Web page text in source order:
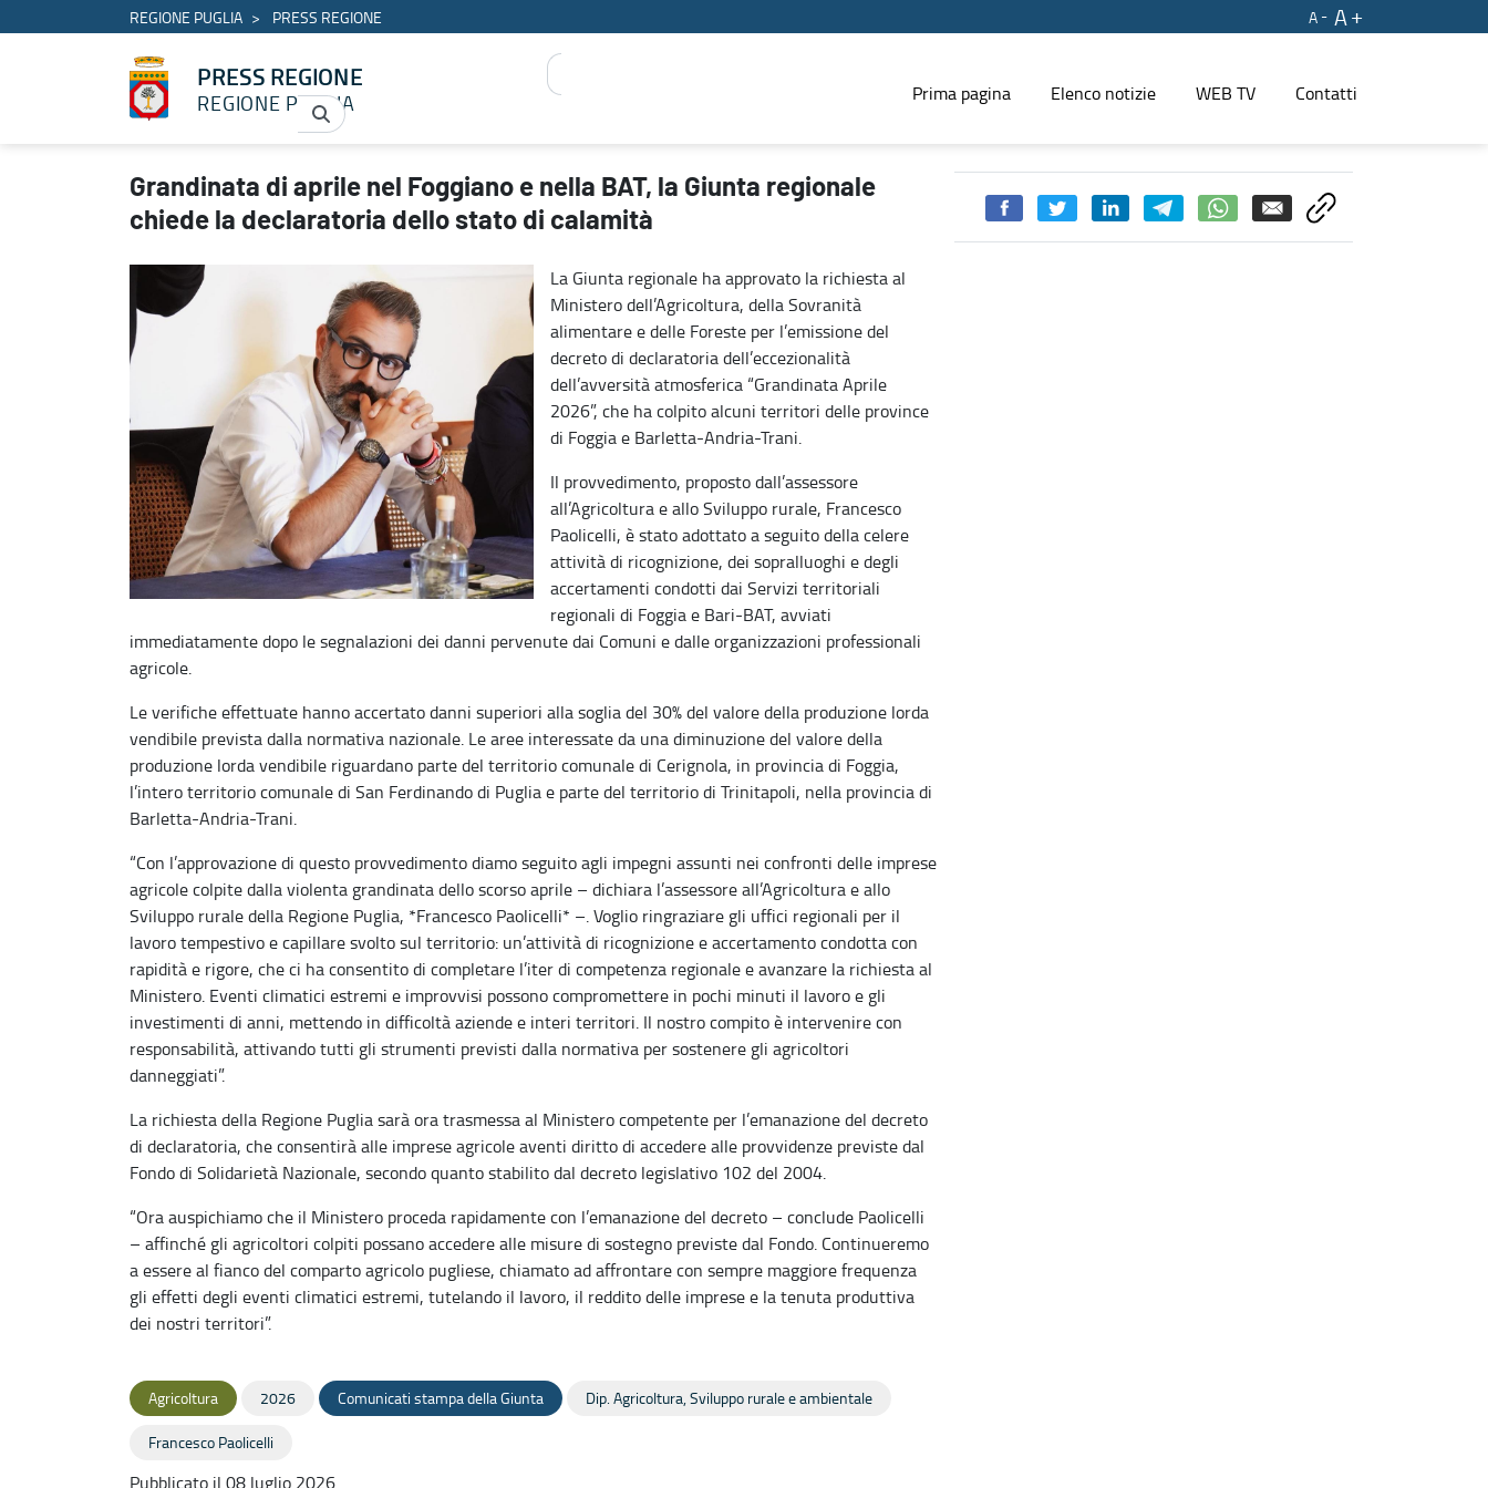
REGIONE PUGLIA PRESS REGIONE A
A
PRESS REGIONE
REGIONE PUGLIA Prima pagina Elenco notizie WEB TV Contatti
Grandinata di aprile nel Foggiano e nella BAT, la Giunta regionale chiede la declaratoria dello stato di calamità - PRESS REGIONE
Grandinata di aprile nel Foggiano e nella BAT, la Giunta regionale
chiede la declaratoria dello stato di calamità
La Giunta regionale ha approvato la richiesta al
Ministero dell’Agricoltura, della Sovranità
alimentare e delle Foreste per l’emissione del
decreto di declaratoria dell’eccezionalità
dell’avversità atmosferica “Grandinata Aprile
2026”, che ha colpito alcuni territori delle province
di Foggia e Barletta-Andria-Trani.
Il provvedimento, proposto dall’assessore
all’Agricoltura e allo Sviluppo rurale, Francesco
Paolicelli, è stato adottato a seguito della celere
attività di ricognizione, dei sopralluoghi e degli
accertamenti condotti dai Servizi territoriali
regionali di Foggia e Bari-BAT, avviati
immediatamente dopo le segnalazioni dei danni pervenute dai Comuni e dalle organizzazioni professionali
agricole.
Le verifiche effettuate hanno accertato danni superiori alla soglia del 30% del valore della produzione lorda
vendibile prevista dalla normativa nazionale. Le aree interessate da una diminuzione del valore della
produzione lorda vendibile riguardano parte del territorio comunale di Cerignola, in provincia di Foggia,
l’intero territorio comunale di San Ferdinando di Puglia e parte del territorio di Trinitapoli, nella provincia di
Barletta-Andria-Trani.
“Con l’approvazione di questo provvedimento diamo seguito agli impegni assunti nei confronti delle imprese
agricole colpite dalla violenta grandinata dello scorso aprile – dichiara l’assessore all’Agricoltura e allo
Sviluppo rurale della Regione Puglia, *Francesco Paolicelli* –. Voglio ringraziare gli uffici regionali per il
lavoro tempestivo e capillare svolto sul territorio: un’attività di ricognizione e accertamento condotta con
rapidità e rigore, che ci ha consentito di completare l’iter di competenza regionale e avanzare la richiesta al
Ministero. Eventi climatici estremi e improvvisi possono compromettere in pochi minuti il lavoro e gli
investimenti di anni, mettendo in difficoltà aziende e interi territori. Il nostro compito è intervenire con
responsabilità, attivando tutti gli strumenti previsti dalla normativa per sostenere gli agricoltori
danneggiati”.
La richiesta della Regione Puglia sarà ora trasmessa al Ministero competente per l’emanazione del decreto
di declaratoria, che consentirà alle imprese agricole aventi diritto di accedere alle provvidenze previste dal
Fondo di Solidarietà Nazionale, secondo quanto stabilito dal decreto legislativo 102 del 2004.
“Ora auspichiamo che il Ministero proceda rapidamente con l’emanazione del decreto – conclude Paolicelli
– affinché gli agricoltori colpiti possano accedere alle misure di sostegno previste dal Fondo. Continueremo
a essere al fianco del comparto agricolo pugliese, chiamato ad affrontare con sempre maggiore frequenza
gli effetti degli eventi climatici estremi, tutelando il lavoro, il reddito delle imprese e la tenuta produttiva
dei nostri territori”.
Agricoltura 2026 Comunicati stampa della Giunta Dip. Agricoltura, Sviluppo rurale e ambientale
Francesco Paolicelli
Pubblicato il 08 luglio 2026